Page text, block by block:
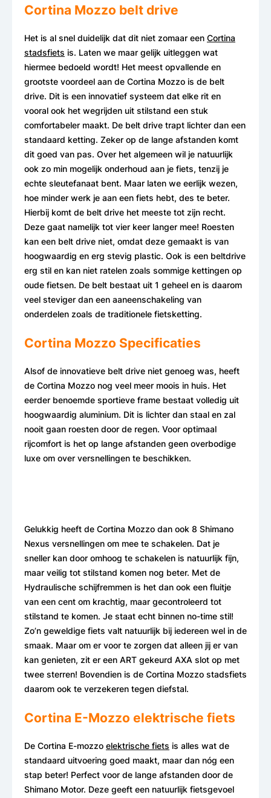
Cortina Mozzo belt drive
Het is al snel duidelijk dat dit niet zomaar een Cortina
stadsfiets is. Laten we maar gelijk uitleggen wat
hiermee bedoeld wordt! Het meest opvallende en
grootste voordeel aan de Cortina Mozzo is de belt
drive. Dit is een innovatief systeem dat elke rit en
vooral ook het wegrijden uit stilstand een stuk
comfortabeler maakt. De belt drive trapt lichter dan een
standaard ketting. Zeker op de lange afstanden komt
dit goed van pas. Over het algemeen wil je natuurlijk
ook zo min mogelijk onderhoud aan je fiets, tenzij je
echte sleutefanaat bent. Maar laten we eerlijk wezen,
hoe minder werk je aan een fiets hebt, des te beter.
Hierbij komt de belt drive het meeste tot zijn recht.
Deze gaat namelijk tot vier keer langer mee! Roesten
kan een belt drive niet, omdat deze gemaakt is van
hoogwaardig en erg stevig plastic. Ook is een beltdrive
erg stil en kan niet ratelen zoals sommige kettingen op
oude fietsen. De belt bestaat uit 1 geheel en is daarom
veel steviger dan een aaneenschakeling van
onderdelen zoals de traditionele fietsketting.
Cortina Mozzo Specificaties
Alsof de innovatieve belt drive niet genoeg was, heeft
de Cortina Mozzo nog veel meer moois in huis. Het
eerder benoemde sportieve frame bestaat volledig uit
hoogwaardig aluminium. Dit is lichter dan staal en zal
nooit gaan roesten door de regen. Voor optimaal
rijcomfort is het op lange afstanden geen overbodige
luxe om over versnellingen te beschikken.
Gelukkig heeft de Cortina Mozzo dan ook 8 Shimano
Nexus versnellingen om mee te schakelen. Dat je
sneller kan door omhoog te schakelen is natuurlijk fijn,
maar veilig tot stilstand komen nog beter. Met de
Hydraulische schijfremmen is het dan ook een fluitje
van een cent om krachtig, maar gecontroleerd tot
stilstand te komen. Je staat echt binnen no-time stil!
Zo’n geweldige fiets valt natuurlijk bij iedereen wel in de
smaak. Maar om er voor te zorgen dat alleen jij er van
kan genieten, zit er een ART gekeurd AXA slot op met
twee sterren! Bovendien is de Cortina Mozzo stadsfiets
daarom ook te verzekeren tegen diefstal.
Cortina E-Mozzo elektrische fiets
De Cortina E-mozzo elektrische fiets is alles wat de
standaard uitvoering goed maakt, maar dan nóg een
stap beter! Perfect voor de lange afstanden door de
Shimano Motor. Deze geeft een natuurlijk fietsgevoel